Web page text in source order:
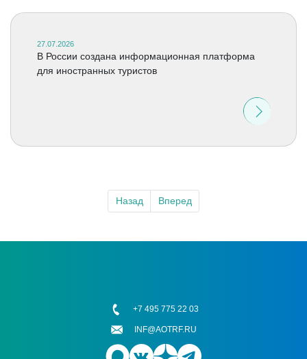
27.07.2026
В России создана информационная платформа
для иностранных туристов
Назад Вперед
+7 495 775 22 03
INF@AOTRF.RU